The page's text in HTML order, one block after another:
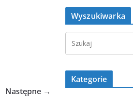
Następne →
Wyszukiwarka
Kategorie